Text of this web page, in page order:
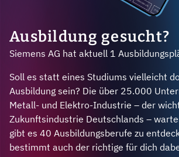
Ausbildung gesucht?
Siemens AG hat aktuell 1
Soll es statt eines Studiums vielleicht
Ausbildung sein? Die über 25.000
Metall- und Elektro-Industrie – der
Zukunftsindustrie Deutschlands –
gibt es 40 Ausbildungsberufe zu
bestimmt auch der richtige für dich